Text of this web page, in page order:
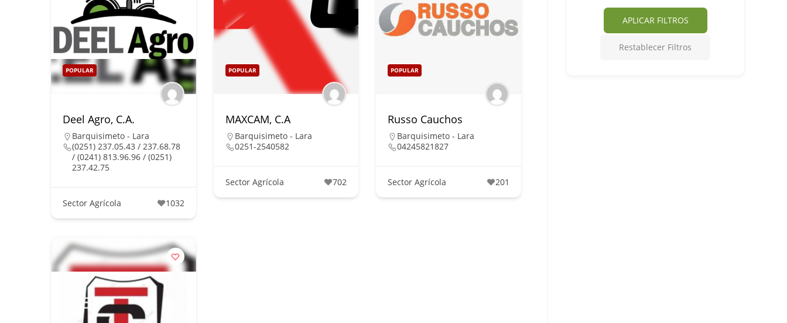
POPULAR
Deel Agro, C.A.
Barquisimeto - Lara
(0251) 237.05.43 / 237.68.78
/ (0241) 813.96.96 / (0251)
237.42.75
Sector Agrícola 1032
POPULAR
MAXCAM, C.A
Barquisimeto - Lara
0251-2540582
Sector Agrícola 702
POPULAR
Russo Cauchos
Barquisimeto - Lara
04245821827
Sector Agrícola 201
APLICAR FILTROS
Restablecer Filtros